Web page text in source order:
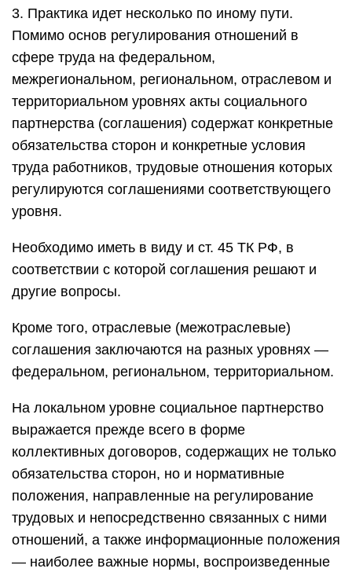
3. Практика идет несколько по иному пути.
Помимо основ регулирования отношений в
сфере труда на федеральном,
межрегиональном, региональном, отраслевом и
территориальном уровнях акты социального
партнерства (соглашения) содержат конкретные
обязательства сторон и конкретные условия
труда работников, трудовые отношения которых
регулируются соглашениями соответствующего
уровня.
Необходимо иметь в виду и ст. 45 ТК РФ, в
соответствии с которой соглашения решают и
другие вопросы.
Кроме того, отраслевые (межотраслевые)
соглашения заключаются на разных уровнях —
федеральном, региональном, территориальном.
На локальном уровне социальное партнерство
выражается прежде всего в форме
коллективных договоров, содержащих не только
обязательства сторон, но и нормативные
положения, направленные на регулирование
трудовых и непосредственно связанных с ними
отношений, а также информационные положения
— наиболее важные нормы, воспроизведенные